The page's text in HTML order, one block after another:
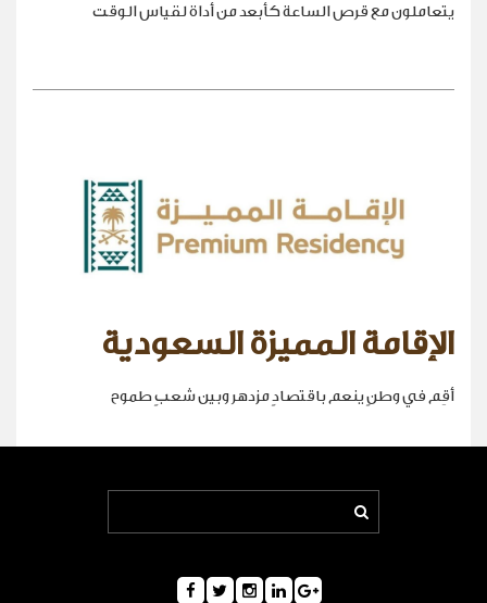
يتعاملون مع قرص الساعة كأبعد من أداة لقياس الوقت
الإقامة المميزة السعودية
أقِم في وطنٍ ينعم باقتصادٍ مزدهر وبين شعبٍ طموح